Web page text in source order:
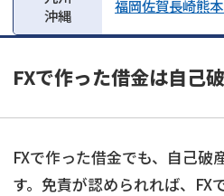
沖縄
福岡佐賀長崎熊本
FXで作った借金は自己
FXで作った借金でも、自己破
す。免責が認められれば、FX